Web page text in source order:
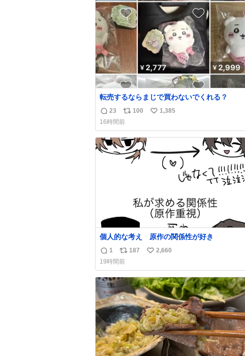
転売するならまじで買わないでくれる？
返
信
数
23
リ
ポ
ス
ト
数
100
い
ね
1,385
16時間前
個人的な考え 原作の関係性が好き
返
信
数
1
リ
ポ
ス
ト
数
187
い
ね
数
2,660
19時間前